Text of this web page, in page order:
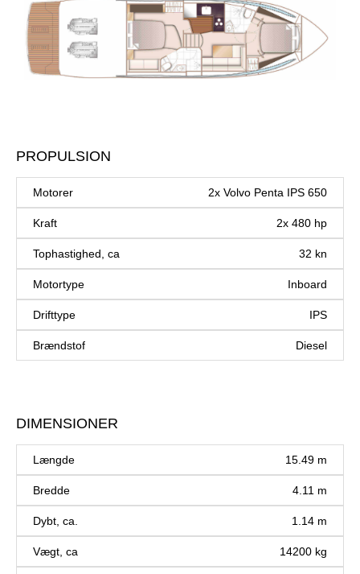
PROPULSION
Motorer 2x Volvo Penta IPS 650
Kraft 2x 480 hp
Tophastighed, ca 32 kn
Motortype Inboard
Drifttype IPS
Brændstof Diesel
DIMENSIONER
Længde 15.49 m
Bredde 4.11 m
Dybt, ca. 1.14 m
Vægt, ca 14200 kg